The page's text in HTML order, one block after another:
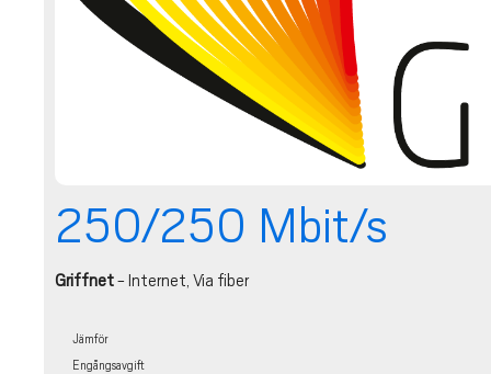
250/250 Mbit/s
Griffnet- Internet, Via fiber
Jämför
Engångsavgift